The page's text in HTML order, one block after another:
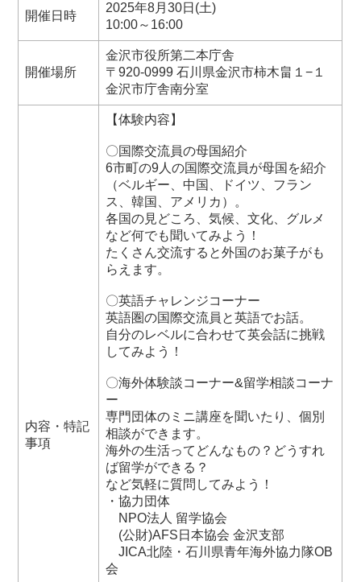
開催日時
2025年8月30日(土)
10:00～16:00
開催場所
金沢市役所第二本庁舎
〒920-0999 石川県金沢市柿木畠１−１
金沢市庁舎南分室
内容・特記
事項
【体験内容】
〇国際交流員の母国紹介
6市町の9人の国際交流員が母国を紹介
（ベルギー、中国、ドイツ、フラン
ス、韓国、アメリカ）。
各国の見どころ、気候、文化、グルメ
など何でも聞いてみよう！
たくさん交流すると外国のお菓子がも
らえます。
〇英語チャレンジコーナー
英語圏の国際交流員と英語でお話。
自分のレベルに合わせて英会話に挑戦
してみよう！
〇海外体験談コーナー&留学相談コーナ
ー
専門団体のミニ講座を聞いたり、個別
相談ができます。
海外の生活ってどんなもの？どうすれ
ば留学ができる？
など気軽に質問してみよう！
・協力団体
NPO法人 留学協会
(公財)AFS日本協会 金沢支部
JICA北陸・石川県青年海外協力隊OB
会